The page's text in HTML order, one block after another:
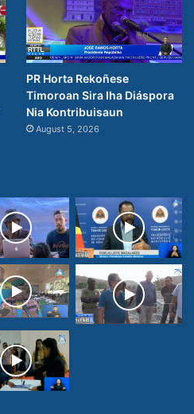
PR Horta Rekoñese
Timoroan Sira Iha Diáspora
Nia Kontribuisaun
August 5, 2026